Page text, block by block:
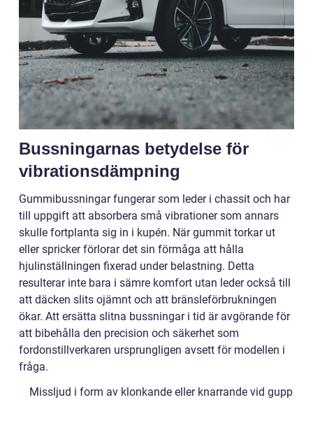
Bussningarnas betydelse för
vibrationsdämpning
Gummibussningar fungerar som leder i chassit och har
till uppgift att absorbera små vibrationer som annars
skulle fortplanta sig in i kupén. När gummit torkar ut
eller spricker förlorar det sin förmåga att hålla
hjulinställningen fixerad under belastning. Detta
resulterar inte bara i sämre komfort utan leder också till
att däcken slits ojämnt och att bränsleförbrukningen
ökar. Att ersätta slitna bussningar i tid är avgörande för
att bibehålla den precision och säkerhet som
fordonstillverkaren ursprungligen avsett för modellen i
fråga.
Missljud i form av klonkande eller knarrande vid gupp